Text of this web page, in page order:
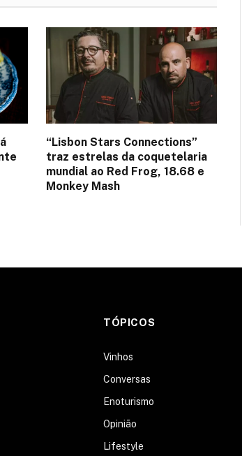
“Lisbon Stars Connections”
traz estrelas da coquetelaria
mundial ao Red Frog, 18.68 e
Monkey Mash
TÓPICOS
Vinhos
Conversas
Enoturismo
Opinião
Lifestyle